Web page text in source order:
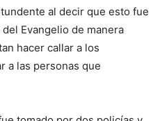
al decir que esto fue
Evangelio de manera
hacer callar a los
a las personas que